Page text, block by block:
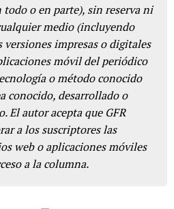
o en parte), sin reserva ni
medio (incluyendo
impresas o digitales
móvil del periódico
o método conocido
conocido, desarrollado o
El autor acepta que GFR
a los suscriptores las
web o aplicaciones móviles
a la columna.